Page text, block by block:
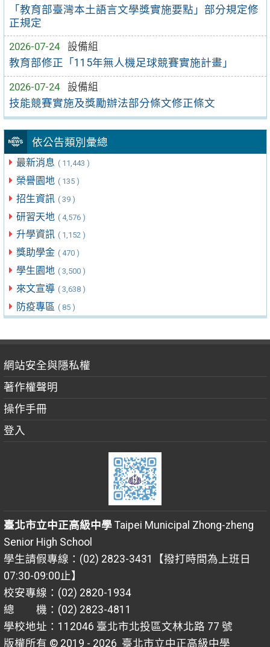
「教育部臺灣本土語言文學獎實施要點」部分規定修
正規定
2026-07-24
設備組
教育部修正「115年無人機足球競賽實施計畫」
2026-07-24
設備組
技能競賽實施及獎勵辦法部分條文修正條文
依公告類別彙總
最新消息 ( 11,443 )
榮譽園地 ( 135 )
招生資訊 ( 39 )
研習天地 ( 4,576 )
升學資訊 ( 1,152 )
獎助學金 ( 470 )
學生園地 ( 3,500 )
來文宣導 ( 3,638 )
防疫專區 ( 85 )
網站安全與隱私權
著作權聲明
操作手冊
登入
臺北市立中正高級中學Taipei Municipal Zhong-zheng
Senior High School
學生請假專線：(02) 2823-3431【撥打時間為上班日
07:30-09:00止】
校安專線：(02) 2820-1934
總 機：(02) 2823-4811
學校地址：112046 臺北市北投區文林北路 77 號
版權所有 © 2019 - 2026 臺北市立中正高級中學